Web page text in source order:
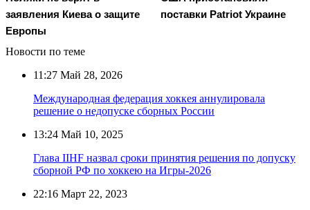
заявления Киева о защите
Европы
поставки Patriot Украине
Новости по теме
11:27 Май 28, 2026
Международная федерация хоккея аннулировала
решение о недопуске сборных России
13:24 Май 10, 2025
Глава IIHF назвал сроки принятия решения по допуску
сборной РФ по хоккею на Игры-2026
22:16 Март 22, 2023